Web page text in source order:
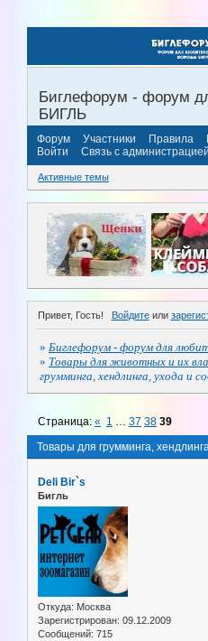
Биглефорум - форум
БИГЛЬ
Форум Участники Правила
Войти
Связь с администрацией
Активные темы
Привет, Гость! Войдитеили
» Биглефорум - форум для
» Товары для животных и их
грумминга, хендлинга, ухода и
Товары для грумминга,
Страница:« 1 … 37 38 39
Deli Bir`s
Бигль
Откуда: Москва
Зарегистрирован: 09.12.2009
Сообщений: 715